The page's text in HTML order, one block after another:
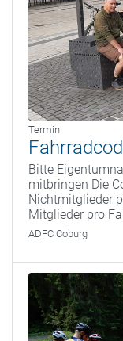
Termin
Bitte
mitbringen Die
Nichtmitglieder
Mitglieder pro
ADFC Coburg